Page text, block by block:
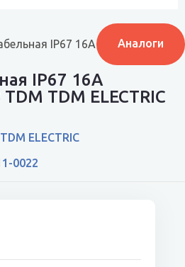
IP67 16А 3Р+РЕ+N 380В
Аналоги
IP67 16А
TDM ELECTRIC
TDM ELECTRIC
0022